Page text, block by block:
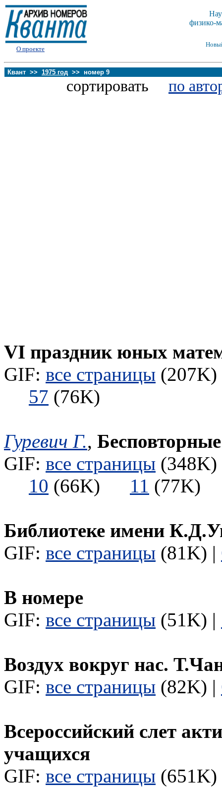
О проекте
физико-
Квант >> 1975 год >> номер 9
сортировать по
VI праздник юных
GIF: все страницы
57 (76K)
Гуревич Г.,
GIF: все страницы
10 (66K) 11
Библиотеке имени
GIF: все страницы (81K) |
В номере
GIF: все страницы (51K) |
Воздух вокруг нас.
GIF: все страницы (82K) |
Всероссийский слет
учащихся
GIF: все страницы